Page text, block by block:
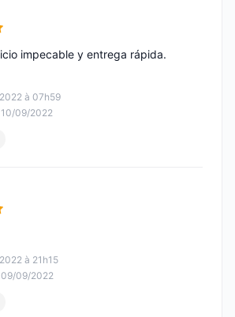
à 07h59
10/09/2022
impecable y entrega rápida.
à 21h15
09/09/2022